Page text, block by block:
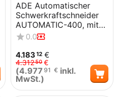
ADE Automatischer
Schwerkraftschneider
AUTOMATIC-400, mit
Glattem Messer
0.0
4.183 12 €
4.31250 €
(4.977 91 € inkl.
MwSt.)